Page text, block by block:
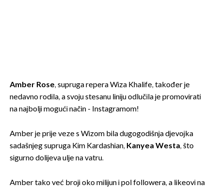
Amber Rose, supruga repera Wiza Khalife, također je
nedavno rodila, a svoju stesanu liniju odlučila je promovirati
na najbolji mogući način - Instagramom!
Amber je prije veze s Wizom bila dugogodišnja djevojka
sadašnjeg supruga Kim Kardashian, Kanyea Westa, što
sigurno dolijeva ulje na vatru.
Amber tako već broji oko milijun i pol followera, a likeovi na